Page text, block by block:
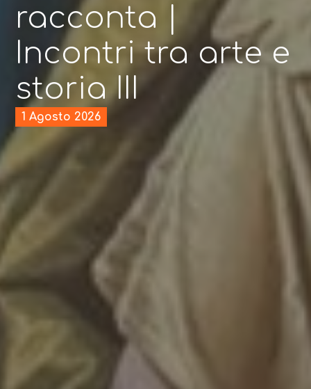
racconta |
Incontri tra arte e
storia III
1 Agosto 2026